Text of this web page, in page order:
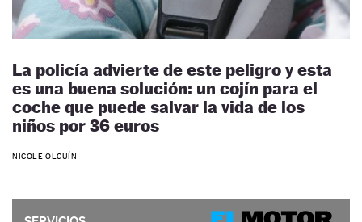
La policía advierte de este peligro y esta
es una buena solución: un cojín para el
coche que puede salvar la vida de los
niños por 36 euros
NICOLE OLGUÍN